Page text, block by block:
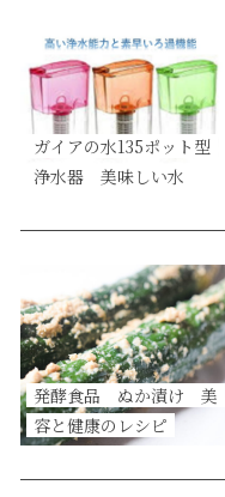
ガイアの水135ポット型
浄水器 美味しい水
発酵食品 ぬか漬け 美
容と健康のレシピ